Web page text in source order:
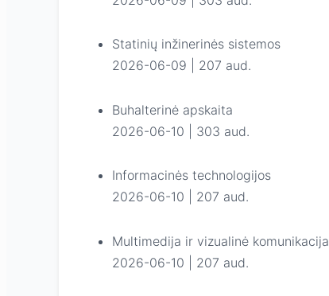
Statinių inžinerinės sistemos
2026-06-09 | 207 aud.
Buhalterinė apskaita
2026-06-10 | 303 aud.
Informacinės technologijos
2026-06-10 | 207 aud.
Multimedija ir vizualinė komunikacija
2026-06-10 | 207 aud.